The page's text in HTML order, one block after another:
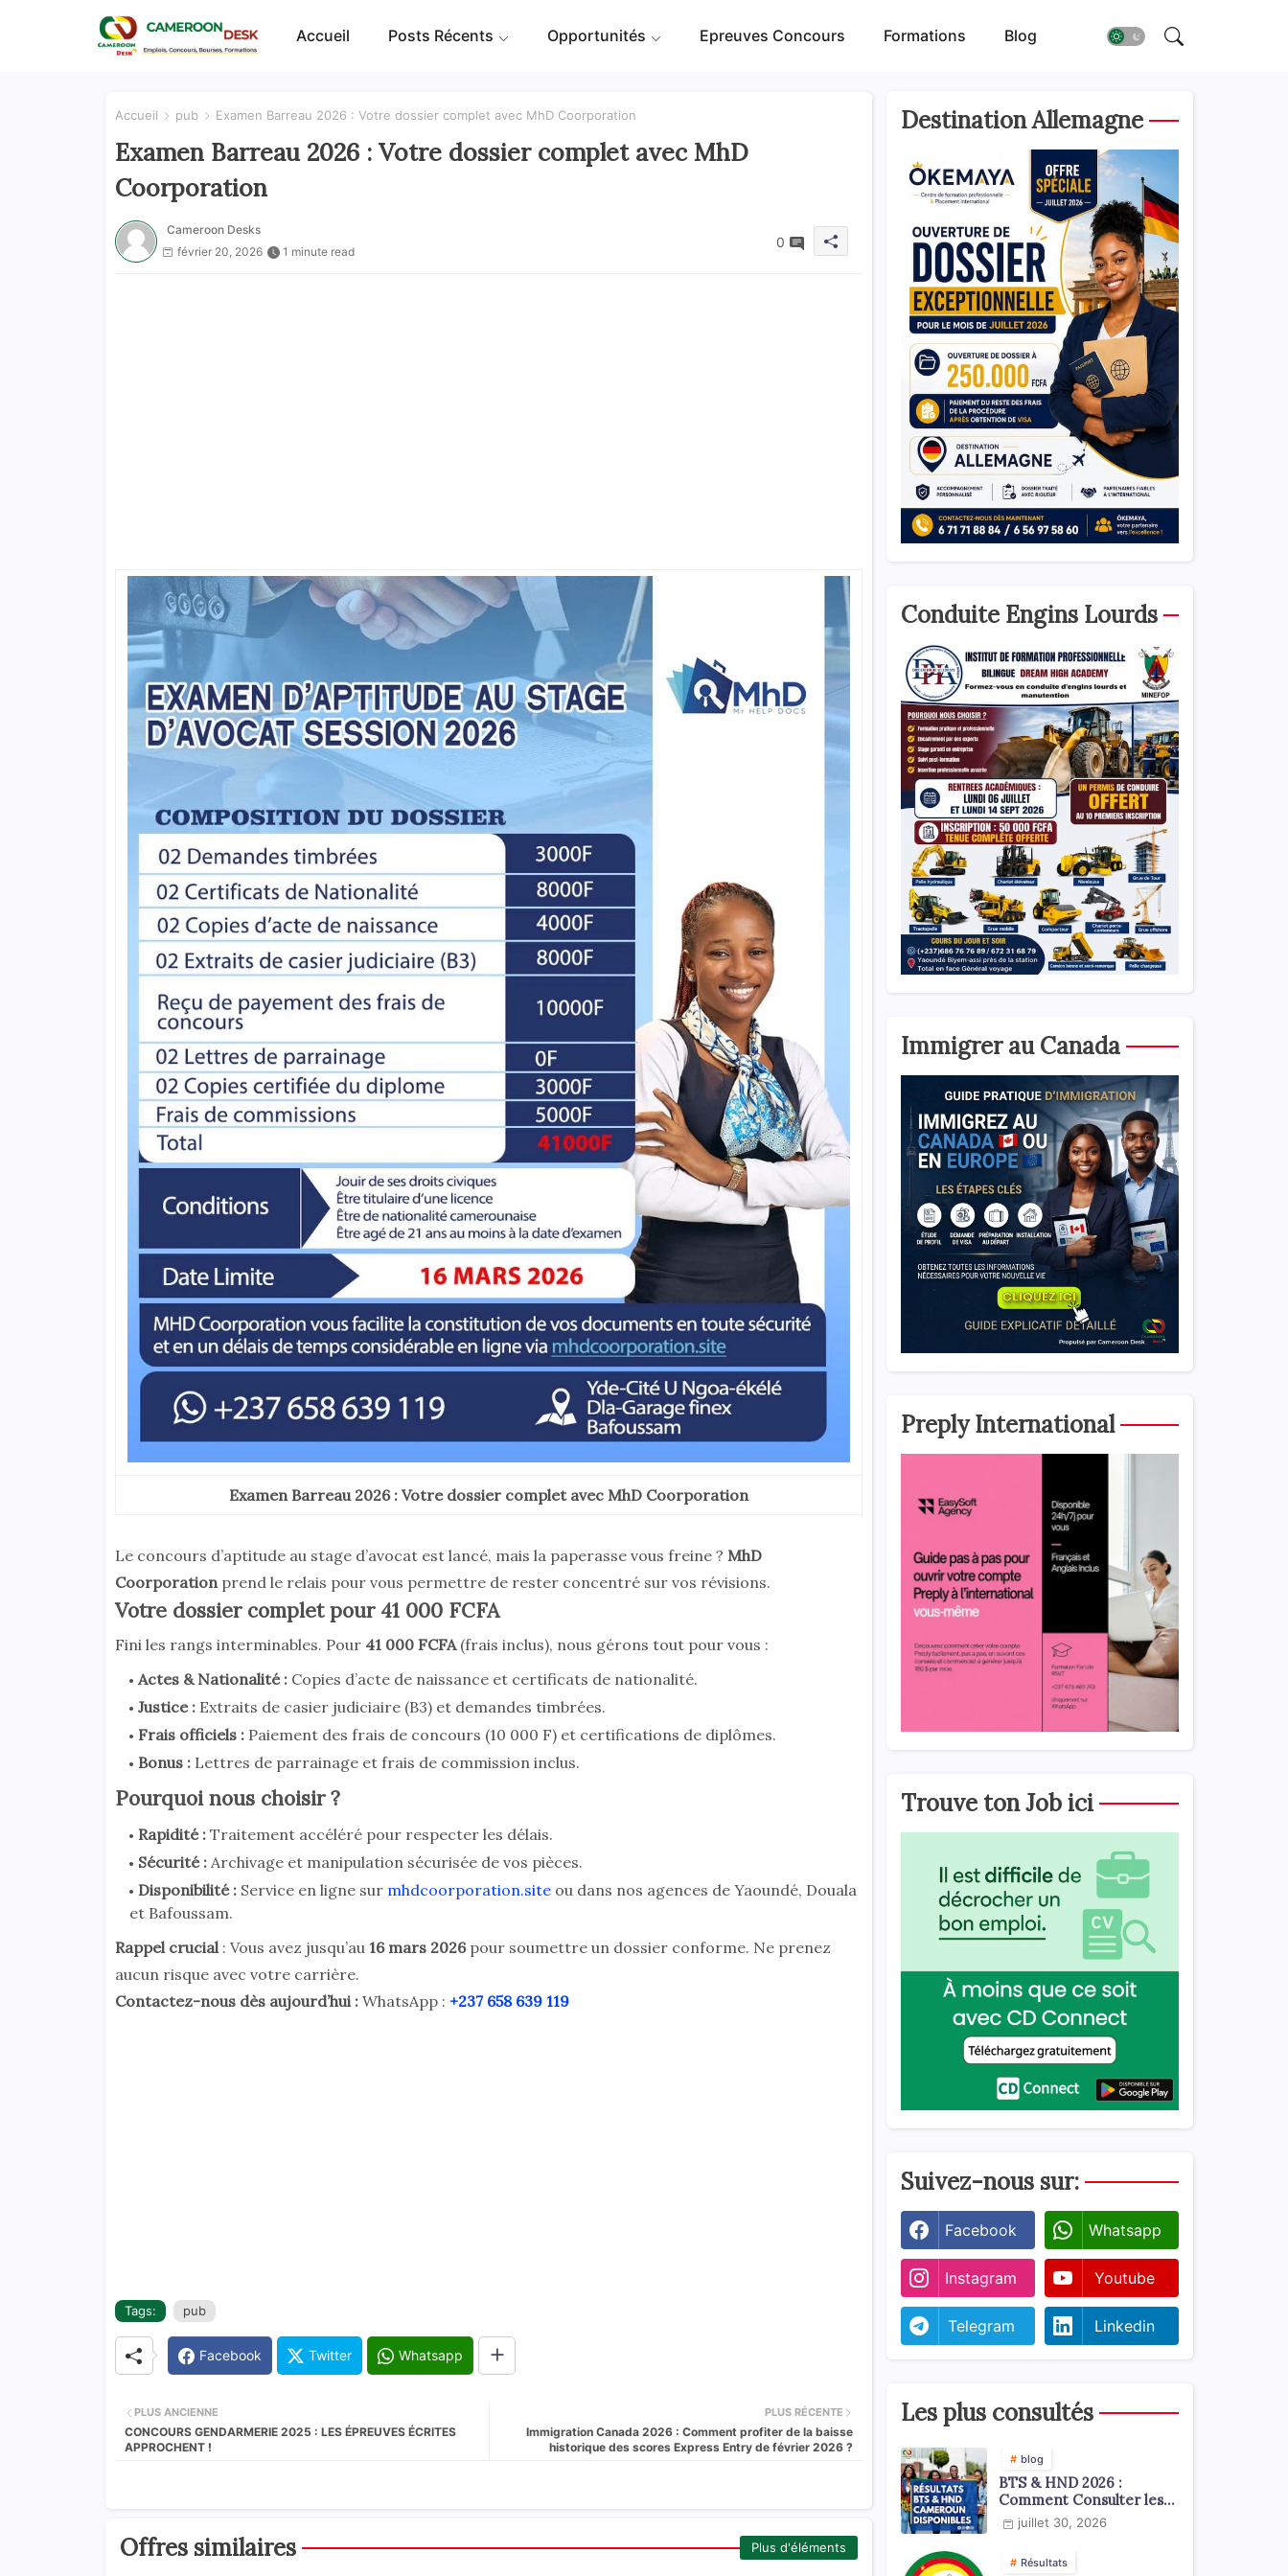
Accueil Posts Récents Opportunités Epreuves Concours Formations Blog
Accueil pub Examen Barreau 2026 : Votre dossier complet avec MhD Coorporation
Examen Barreau 2026 : Votre dossier complet avec MhD
Coorporation
Cameroon Desks
février 20, 2026
1 minute read
0
Examen Barreau 2026 : Votre dossier complet avec MhD Coorporation
Le concours d’aptitude au stage d’avocat est lancé, mais la paperasse vous freine ? MhD
Coorporationprend le relais pour vous permettre de rester concentré sur vos révisions.
Votre dossier complet pour 41 000 FCFA
Fini les rangs interminables. Pour 41 000 FCFA(frais inclus), nous gérons tout pour vous :
Actes & Nationalité: Copies d’acte de naissance et certificats de nationalité.
Justice: Extraits de casier judiciaire (B3) et demandes timbrées.
Frais officiels: Paiement des frais de concours (10 000 F) et certifications de diplômes.
Bonus: Lettres de parrainage et frais de commission inclus.
Pourquoi nous choisir ?
Rapidité: Traitement accéléré pour respecter les délais.
Sécurité: Archivage et manipulation sécurisée de vos pièces.
Disponibilité:Service en ligne sur mhdcoorporation.siteou dans nos agences de Yaoundé, Douala
et Bafoussam.
Rappel crucial: Vous avez jusqu’au 16 mars 2026pour soumettre un dossier conforme. Ne prenez
aucun risque avec votre carrière.
Contactez-nous dès aujourd’hui :WhatsApp : +237 658 639 119
Tags: pub
Facebook Twitter Whatsapp
PLUS RÉCENTE
Immigration Canada 2026 : Comment profiter de la baisse
historique des scores Express Entry de février 2026 ?
PLUS ANCIENNE
CONCOURS GENDARMERIE 2025 : LES ÉPREUVES ÉCRITES
APPROCHENT !
Offres similaires Plus d'éléments
Destination Allemagne
Conduite Engins Lourds
Immigrer au Canada
Preply International
Trouve ton Job ici
Suivez-nous sur:
Facebook Whatsapp
Instagram Youtube
Telegram Linkedin
Les plus consultés
blog
BTS & HND 2026 :
Comment Consulter les
Résultats ?
juillet 30, 2026
Résultats